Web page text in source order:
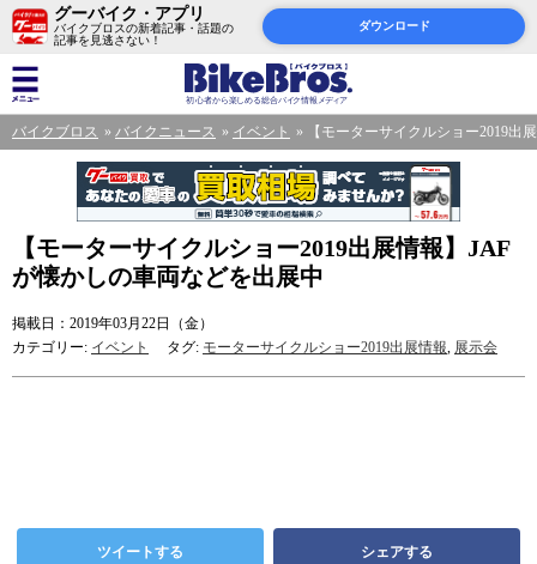
グーバイク・アプリ
バイクブロスの新着記事・話題の
記事を見逃さない！
ダウンロード
バイクブロス バイクニュース イベント 【モーターサイクルショー2019出
【モーターサイクルショー2019出展情報】JAF
が懐かしの車両などを出展中
掲載日：2019年03月22日（金）
カテゴリー: イベント タグ: モーターサイクルショー2019出展情報, 展示会
ツイートする シェアする